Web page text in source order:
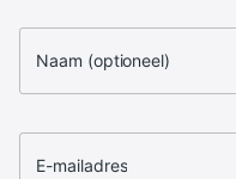
Naam (optioneel)
E-mailadres